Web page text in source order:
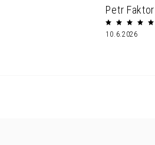
Petr Faktor
10.6.2026